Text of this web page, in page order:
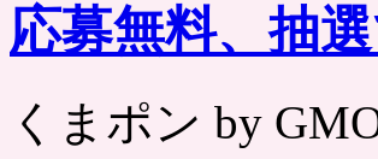
応募無料、抽
くまポン by